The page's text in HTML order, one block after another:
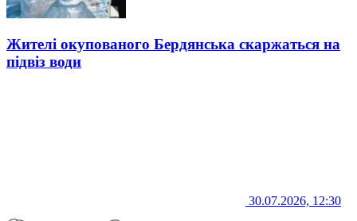
Жителі окупованого Бердянська скаржаться на
підвіз води
30.07.2026, 12:30